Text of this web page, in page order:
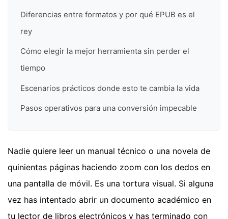
Diferencias entre formatos y por qué EPUB es el
rey
Cómo elegir la mejor herramienta sin perder el
tiempo
Escenarios prácticos donde esto te cambia la vida
Pasos operativos para una conversión impecable
Nadie quiere leer un manual técnico o una novela de
quinientas páginas haciendo zoom con los dedos en
una pantalla de móvil. Es una tortura visual. Si alguna
vez has intentado abrir un documento académico en
tu lector de libros electrónicos y has terminado con